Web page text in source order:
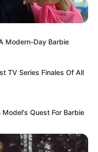
κόλαφος στην
Modern-Day Barbie
TV Series Finales Of All
Quest For Barbie